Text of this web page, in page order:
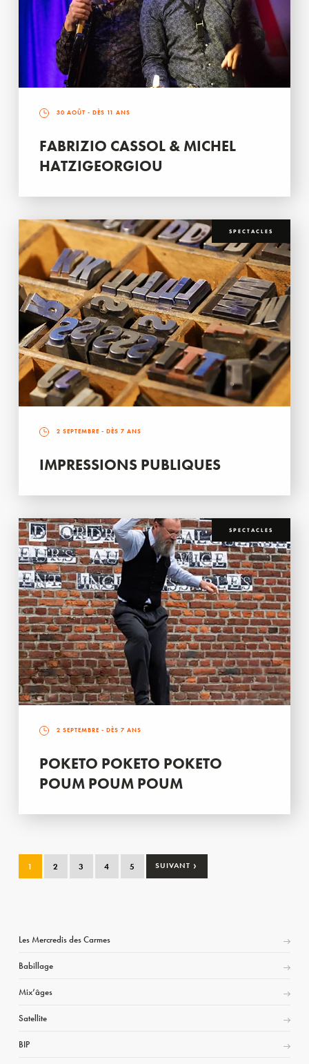
30 AOÛT - DÈS 11 ANS
FABRIZIO CASSOL & MICHEL
HATZIGEORGIOU
SPECTACLES
2 SEPTEMBRE - DÈS 7 ANS
IMPRESSIONS PUBLIQUES
SPECTACLES
2 SEPTEMBRE - DÈS 7 ANS
POKETO POKETO POKETO
POUM POUM POUM
1 2 3 4 5 SUIVANT ›
Les Mercredis des Carmes
Babillage
Mix’âges
Satellite
BIP